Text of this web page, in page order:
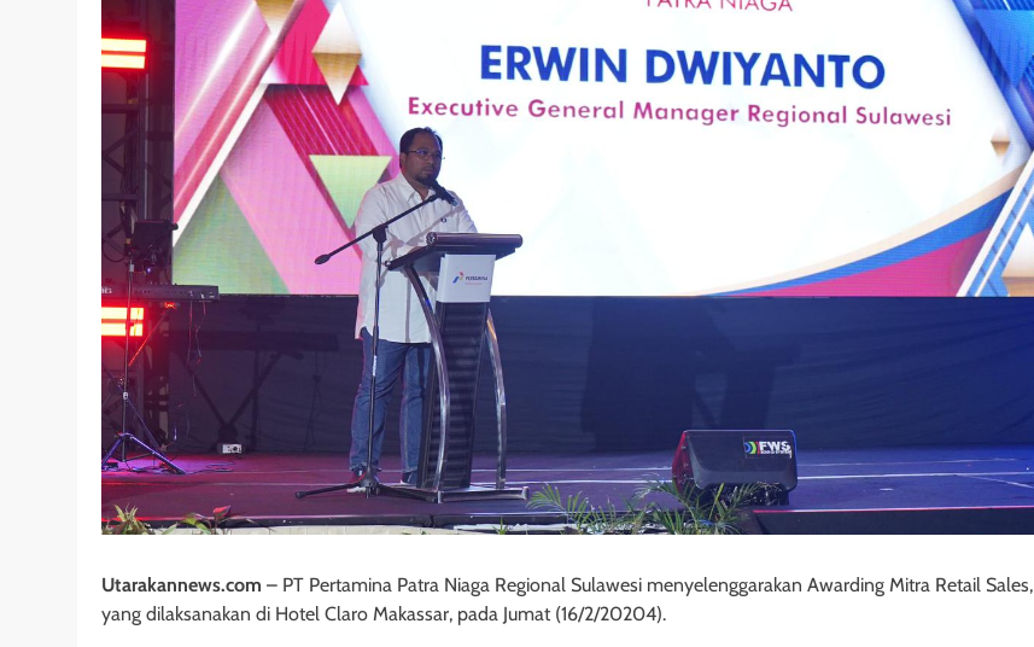
Utarakannews.com – PT Pertamina Patra Niaga Regional Sulawesi menyelenggarakan Awarding Mitra Retail Sales,
yang dilaksanakan di Hotel Claro Makassar, pada Jumat (16/2/20204).